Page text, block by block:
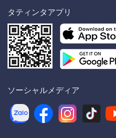
タティンタアプリ
ソーシャルメディア